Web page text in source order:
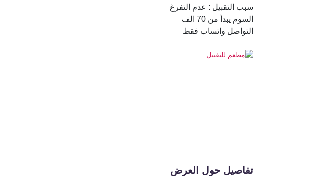
سبب التقبيل : عدم التفرغ
السوم يبدأ من 70 الف
التواصل واتساب فقط
تفاصيل حول العرض